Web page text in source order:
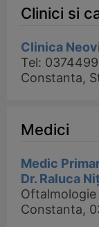
Clinici si
Clinica
Tel:
Constanta,
Medici
Medic
Dr. Raluca
Constanta,